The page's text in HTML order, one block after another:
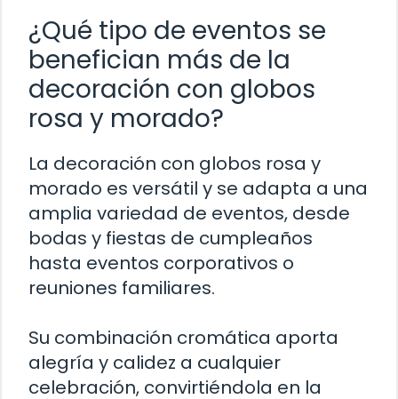
¿Qué tipo de eventos se
benefician más de la
decoración con globos
rosa y morado?
La decoración con globos rosa y
morado es versátil y se adapta a una
amplia variedad de eventos, desde
bodas y fiestas de cumpleaños
hasta eventos corporativos o
reuniones familiares.
Su combinación cromática aporta
alegría y calidez a cualquier
celebración, convirtiéndola en la